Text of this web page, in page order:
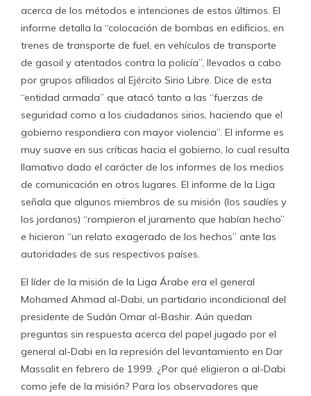
acerca de los métodos e intenciones de estos últimos. El
informe detalla la “colocación de bombas en edificios, en
trenes de transporte de fuel, en vehículos de transporte
de gasoil y atentados contra la policía”, llevados a cabo
por grupos afiliados al Ejército Sirio Libre. Dice de esta
“entidad armada” que atacó tanto a las “fuerzas de
seguridad como a los ciudadanos sirios, haciendo que el
gobierno respondiera con mayor violencia”. El informe es
muy suave en sus críticas hacia el gobierno, lo cual resulta
llamativo dado el carácter de los informes de los medios
de comunicación en otros lugares. El informe de la Liga
señala que algunos miembros de su misión (los saudíes y
los jordanos) “rompieron el juramento que habían hecho”
e hicieron “un relato exagerado de los hechos” ante las
autoridades de sus respectivos países.
El líder de la misión de la Liga Árabe era el general
Mohamed Ahmad al-Dabi, un partidario incondicional del
presidente de Sudán Omar al-Bashir. Aún quedan
preguntas sin respuesta acerca del papel jugado por el
general al-Dabi en la represión del levantamiento en Dar
Massalit en febrero de 1999. ¿Por qué eligieron a al-Dabi
como jefe de la misión? Para los observadores que